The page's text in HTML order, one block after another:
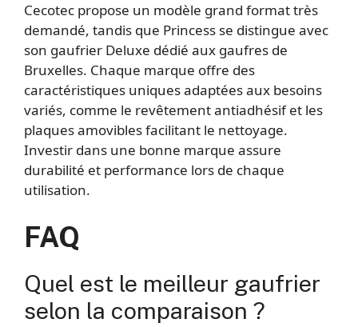
Cecotec propose un modèle grand format très
demandé, tandis que Princess se distingue avec
son gaufrier Deluxe dédié aux gaufres de
Bruxelles. Chaque marque offre des
caractéristiques uniques adaptées aux besoins
variés, comme le revêtement antiadhésif et les
plaques amovibles facilitant le nettoyage.
Investir dans une bonne marque assure
durabilité et performance lors de chaque
utilisation.
FAQ
Quel est le meilleur gaufrier
selon la comparaison ?